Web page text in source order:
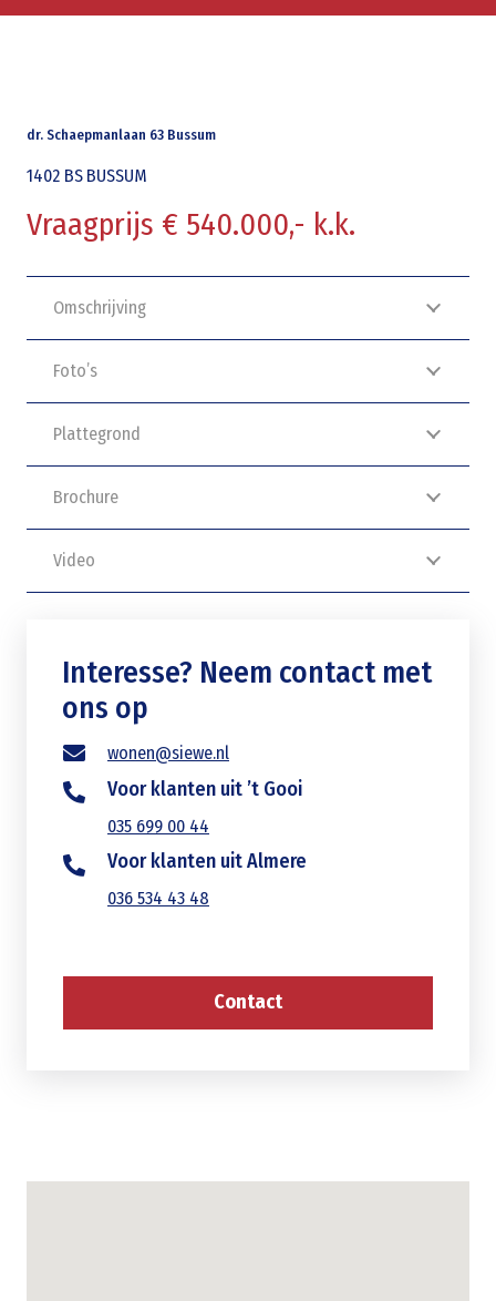
dr. Schaepmanlaan 63 Bussum
1402 BS BUSSUM
Vraagprijs € 540.000,- k.k.
Omschrijving
Foto’s
Plattegrond
Brochure
Video
Interesse? Neem contact met
ons op
wonen@siewe.nl
Voor klanten uit ’t Gooi
035 699 00 44
Voor klanten uit Almere
036 534 43 48
Contact